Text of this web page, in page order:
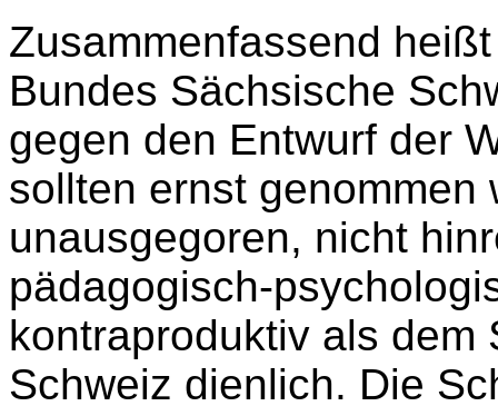
Zusammenfassend
Bundes Sächsische
gegen den Entwurf der
sollten ernst genommen
unausgegoren, nicht
pädagogisch-
kontraproduktiv als dem
Schweiz dienlich. Die